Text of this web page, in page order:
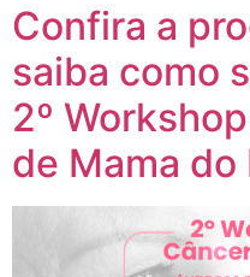
Confira a
saiba como
2º
de Mama do